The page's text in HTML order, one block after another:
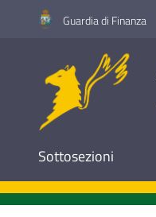
Vai al contenuto
Vai alla navigazione
Vai al footerGuardia di Finanza
Sottosezioni